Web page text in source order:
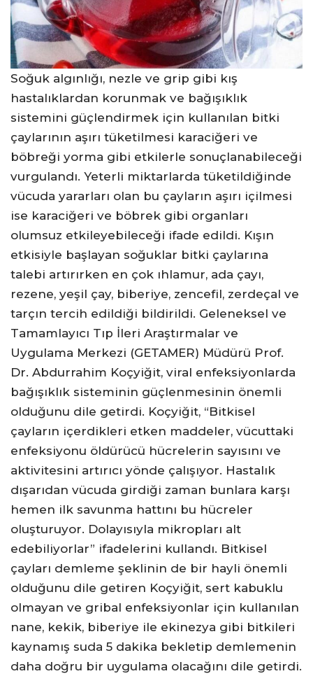
Soğuk algınlığı, nezle ve grip gibi kış
hastalıklardan korunmak ve bağışıklık
sistemini güçlendirmek için kullanılan bitki
çaylarının aşırı tüketilmesi karaciğeri ve
böbreği yorma gibi etkilerle sonuçlanabileceği
vurgulandı. Yeterli miktarlarda tüketildiğinde
vücuda yararları olan bu çayların aşırı içilmesi
ise karaciğeri ve böbrek gibi organları
olumsuz etkileyebileceği ifade edildi. Kışın
etkisiyle başlayan soğuklar bitki çaylarına
talebi artırırken en çok ıhlamur, ada çayı,
rezene, yeşil çay, biberiye, zencefil, zerdeçal ve
tarçın tercih edildiği bildirildi. Geleneksel ve
Tamamlayıcı Tıp İleri Araştırmalar ve
Uygulama Merkezi (GETAMER) Müdürü Prof.
Dr. Abdurrahim Koçyiğit, viral enfeksiyonlarda
bağışıklık sisteminin güçlenmesinin önemli
olduğunu dile getirdi. Koçyiğit, “Bitkisel
çayların içerdikleri etken maddeler, vücuttaki
enfeksiyonu öldürücü hücrelerin sayısını ve
aktivitesini artırıcı yönde çalışıyor. Hastalık
dışarıdan vücuda girdiği zaman bunlara karşı
hemen ilk savunma hattını bu hücreler
oluşturuyor. Dolayısıyla mikropları alt
edebiliyorlar” ifadelerini kullandı. Bitkisel
çayları demleme şeklinin de bir hayli önemli
olduğunu dile getiren Koçyiğit, sert kabuklu
olmayan ve gribal enfeksiyonlar için kullanılan
nane, kekik, biberiye ile ekinezya gibi bitkileri
kaynamış suda 5 dakika bekletip demlemenin
daha doğru bir uygulama olacağını dile getirdi.